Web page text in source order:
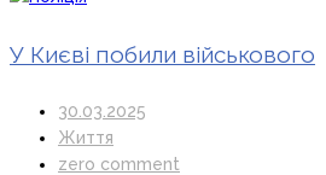
У Києві побили військового
30.03.2025
Життя
zero comment